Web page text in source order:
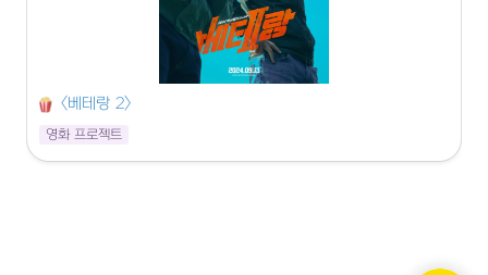
<베테랑 2>
영화 프로젝트